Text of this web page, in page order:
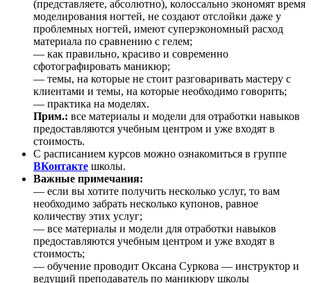
(представляете, абсолютно), колоссально экономят время
моделирования ногтей, не создают отслойки даже у
проблемных ногтей, имеют суперэкономный расход
материала по сравнению с гелем;
— как правильно, красиво и современно
сфотографировать маникюр;
— темы, на которые не стоит разговаривать мастеру с
клиентами и темы, на которые необходимо говорить;
— практика на моделях.
Прим.: все материалы и модели для отработки навыков
предоставляются учебным центром и уже входят в
стоимость.
С расписанием курсов можно ознакомиться в группе
ВКонтакте школы.
Важные примечания:
— если вы хотите получить несколько услуг, то вам
необходимо забрать несколько купонов, равное
количеству этих услуг;
— все материалы и модели для отработки навыков
предоставляются учебным центром и уже входят в
стоимость;
— обучение проводит Оксана Суркова — инструктор и
ведущий преподаватель по маникюру школы